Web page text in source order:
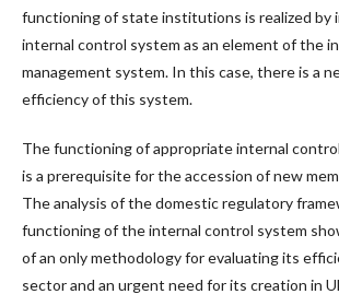
functioning of state institutions is realized by
internal control system as an element of the
management system. In this case, there is a
efficiency of this system.
The functioning of appropriate internal
is a prerequisite for the accession of new
The analysis of the domestic regulatory
functioning of the internal control system
of an only methodology for evaluating its
sector and an urgent need for its creation in